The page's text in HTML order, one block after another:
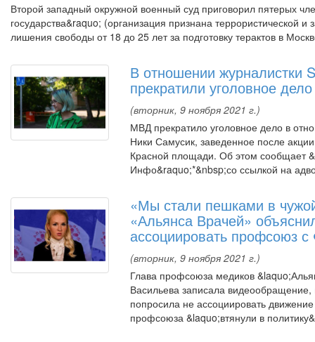
Второй западный окружной военный суд приговорил пятерых
государства&raquo; (организация признана террористической
лишения свободы от 18 до 25 лет за подготовку терактов в
В отношении журналистки
прекратили уголовное дело
(вторник, 9 ноября 2021 г.)
МВД прекратило уголовное дело в
Ники Самусик, заведенное после
Красной площади. Об этом сообщает
Инфо&raquo;*&nbsp;со ссылкой на
«Мы стали пешками в
«Альянса Врачей»
ассоциировать профсоюз
(вторник, 9 ноября 2021 г.)
Глава профсоюза медиков
Васильева записала
попросила не ассоциировать
профсоюза &laquo;втянули в